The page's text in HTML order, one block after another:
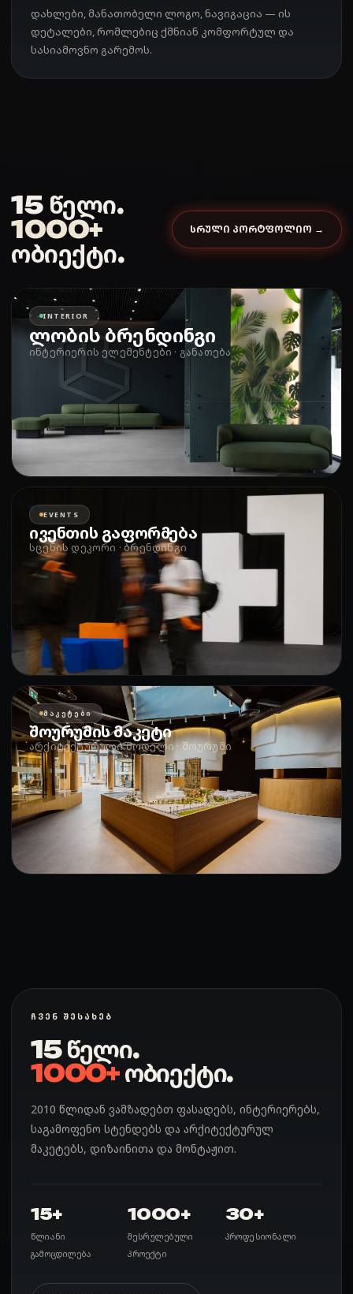
დახლები, მანათობელი ლოგო, ნავიგაცია — ის
დეტალები, რომლებიც ქმნიან კომფორტულ და
სასიამოვნო გარემოს.
15 წელი.
1000+
ობიექტი.
ᲡᲠᲣᲚᲘ ᲞᲝᲠᲢᲤᲝᲚᲘᲝ →
INTERIOR
ლობის ბრენდინგი
ინტერიერის ელემენტები · განათება
EVENTS
ივენთის გაფორმება
სცენის დეკორი · ბრენდინგი
ᲛᲐᲙᲔᲢᲔᲑᲘ
შოურუმის მაკეტი
არქიტექტურული მოდელი · შოურუმი
ᲩᲕᲔᲜ ᲨᲔᲡᲐᲮᲔᲑ
15 წელი.
1000+ობიექტი.
2010 წლიდან ვამზადებთ ფასადებს, ინტერიერებს,
საგამოფენო სტენდებს და არქიტექტურულ
მაკეტებს, დიზაინითა და მონტაჟით.
15+
წლიანი
გამოცდილება
1000+
შესრულებული
პროექტი
30+
პროფესიონალი